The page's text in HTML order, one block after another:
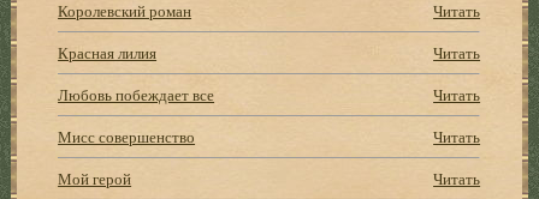
Королевский роман
Читать
Красная лилия
Читать
Любовь побеждает все
Читать
Мисс совершенство
Читать
Мой герой
Читать